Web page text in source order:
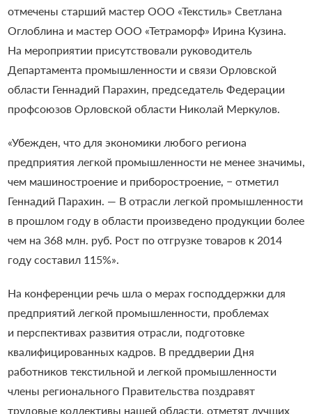
отмечены старший мастер ООО «Текстиль» Светлана
Оглоблина и мастер ООО «Тетраморф» Ирина Кузина.
На мероприятии присутствовали руководитель
Департамента промышленности и связи Орловской
области Геннадий Парахин, председатель Федерации
профсоюзов Орловской области Николай Меркулов.
«Убежден, что для экономики любого региона
предприятия легкой промышленности не менее значимы,
чем машиностроение и приборостроение, − отметил
Геннадий Парахин. — В отрасли легкой промышленности
в прошлом году в области произведено продукции более
чем на 368 млн. руб. Рост по отгрузке товаров к 2014
году составил 115%».
На конференции речь шла о мерах господдержки для
предприятий легкой промышленности, проблемах
и перспективах развития отрасли, подготовке
квалифицированных кадров. В преддверии Дня
работников текстильной и легкой промышленности
члены регионального Правительства поздравят
трудовые коллективы нашей области, отметят лучших